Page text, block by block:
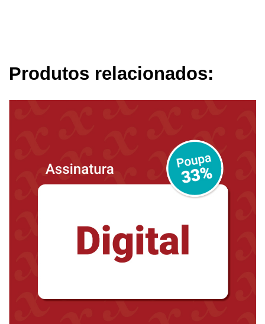
Produtos relacionados: